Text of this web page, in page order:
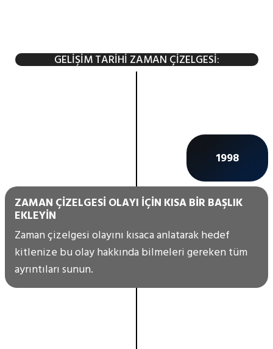
GELIŞIM TARIHI ZAMAN ÇIZELGESI:
1998
ZAMAN ÇIZELGESI OLAYI IÇIN KISA BIR BAŞLIK
EKLEYIN
Zaman çizelgesi olayını kısaca anlatarak hedef
kitlenize bu olay hakkında bilmeleri gereken tüm
ayrıntıları sunun.